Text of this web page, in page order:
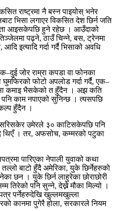
राष्ट्रमा नै बस्न पाइयोस् भनेर
भिसा लगाएर विकसित देश छिर्न जति
यता आइसकेपछि हुने रहेछ । आउँदाको
पढ्ने, ठाउँ चिन्ने, बस, ट्रेनमा
इत्यादि गर्दा गर्दै भिसाको अवधि
जोर राम्रा कपडा वा फोनका
घुमफिरको फोटो अपलोड गर्दा गर्दै, एक–
कमाइ भैसकेको त हुँदैन । अझ कति
काम नपाएको सुनिन्छ । त्यसपछि
हुँदैन ।
उमेरले ३० काटिसकेपछि पनि
थिएँ । तर, अफसोच, कम्मरको पटुका
पारिएका नेपाली युवाको कथा
बाटो हुँदै अमेरिका, युके छिर्नेहरुको
छन । युके छिर्न लाहुरेका छोराछोरी
तिरेको पनि सुन्ने, देख्ने मौका मिल्यो ।
पर्नेहरुदेखि खुल्लमखुल्ला
कानमा पुगेरै होला, सरकारले नियम